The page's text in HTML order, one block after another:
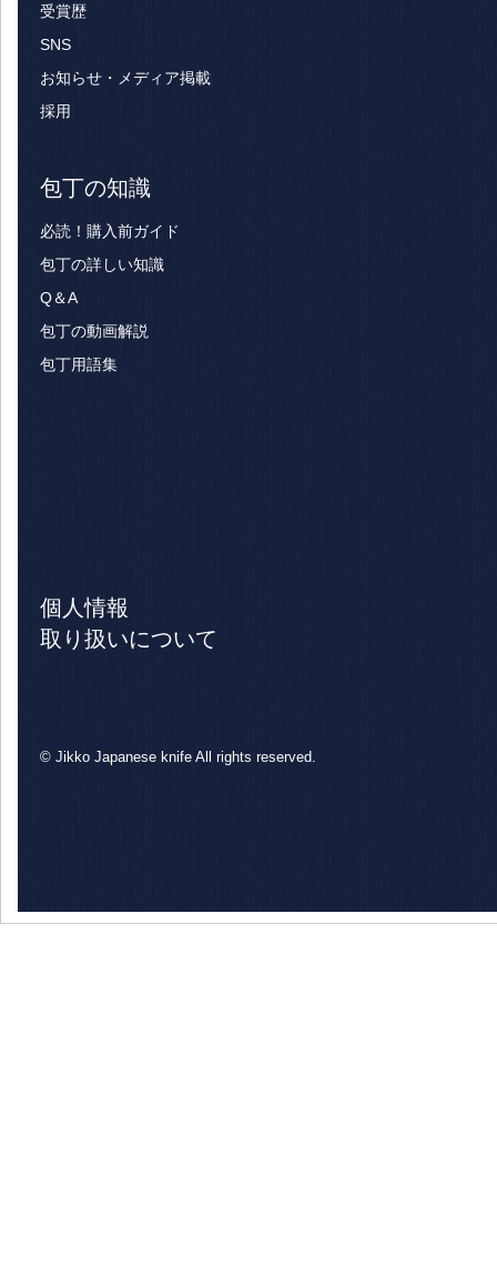
受賞歴
SNS
お知らせ・メディア掲載
採用
包丁の知識
必読！購入前ガイド
包丁の詳しい知識
Q＆A
包丁の動画解説
包丁用語集
個人情報
取り扱いについて
© Jikko Japanese knife All rights reserved.